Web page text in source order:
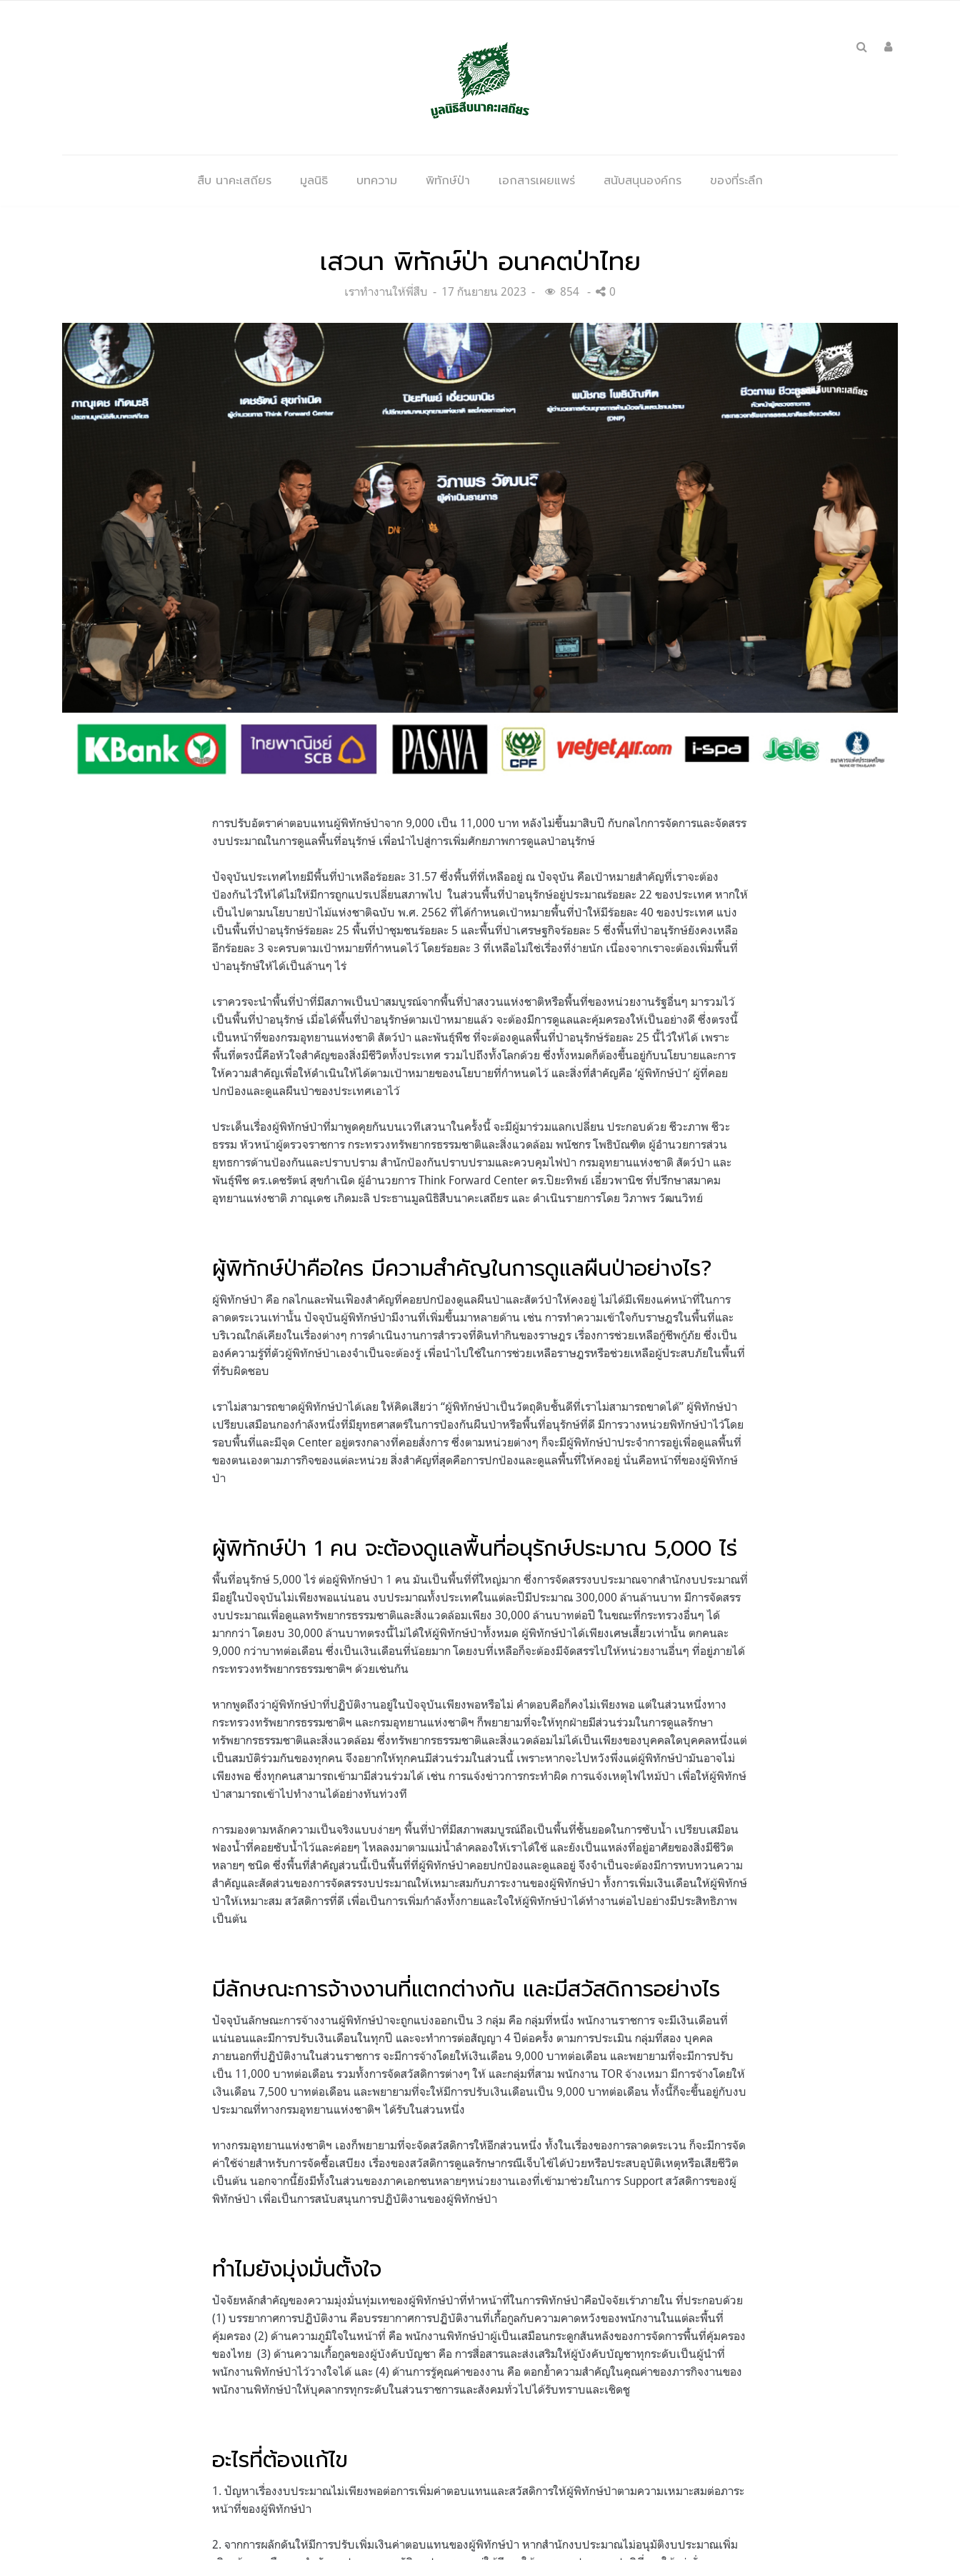
สืบ นาคะเสถียร มูลนิธิ บทความ พิทักษ์ป่า เอกสารเผยแพร่ สนับสนุนองค์กร ของที่ระลึก
เสวนา พิทักษ์ป่า อนาคตป่าไทย
Categories:
เราทำงานให้พี่สืบ
Posted
17 กันยายน 2023 854 0
การปรับอัตราค่าตอบแทนผู้พิทักษ์ป่าจาก 9,000 เป็น 11,000 บาท หลังไม่ขึ้นมาสิบปี กับกลไกการจัดการและจัดสรร
งบประมาณในการดูแลพื้นที่อนุรักษ์ เพื่อนำไปสู่การเพิ่มศักยภาพการดูแลป่าอนุรักษ์
ปัจจุบันประเทศไทยมีพื้นที่ป่าเหลือร้อยละ 31.57 ซึ่งพื้นที่ที่เหลืออยู่ ณ ปัจจุบัน คือเป้าหมายสำคัญที่เราจะต้อง
ป้องกันไว้ให้ได้ไม่ให้มีการถูกแปรเปลี่ยนสภาพไป ในส่วนพื้นที่ป่าอนุรักษ์อยู่ประมาณร้อยละ 22 ของประเทศ หากให้
เป็นไปตามนโยบายป่าไม้แห่งชาติฉบับ พ.ศ. 2562 ที่ได้กำหนดเป้าหมายพื้นที่ป่าให้มีร้อยละ 40 ของประเทศ แบ่ง
เป็นพื้นที่ป่าอนุรักษ์ร้อยละ 25 พื้นที่ป่าชุมชนร้อยละ 5 และพื้นที่ป่าเศรษฐกิจร้อยละ 5 ซึ่งพื้นที่ป่าอนุรักษ์ยังคงเหลือ
อีกร้อยละ 3 จะครบตามเป้าหมายที่กำหนดไว้ โดยร้อยละ 3 ที่เหลือไม่ใช่เรื่องที่ง่ายนัก เนื่องจากเราจะต้องเพิ่มพื้นที่
ป่าอนุรักษ์ให้ได้เป็นล้านๆ ไร่
เราควรจะนำพื้นที่ป่าที่มีสภาพเป็นป่าสมบูรณ์จากพื้นที่ป่าสงวนแห่งชาติหรือพื้นที่ของหน่วยงานรัฐอื่นๆ มารวมไว้
เป็นพื้นที่ป่าอนุรักษ์ เมื่อได้พื้นที่ป่าอนุรักษ์ตามเป้าหมายแล้ว จะต้องมีการดูแลและคุ้มครองให้เป็นอย่างดี ซึ่งตรงนี้
เป็นหน้าที่ของกรมอุทยานแห่งชาติ สัตว์ป่า และพันธุ์พืช ที่จะต้องดูแลพื้นที่ป่าอนุรักษ์ร้อยละ 25 นี้ไว้ให้ได้ เพราะ
พื้นที่ตรงนี้คือหัวใจสำคัญของสิ่งมีชีวิตทั้งประเทศ รวมไปถึงทั้งโลกด้วย ซึ่งทั้งหมดก็ต้องขึ้นอยู่กับนโยบายและการ
ให้ความสำคัญเพื่อให้ดำเนินให้ได้ตามเป้าหมายของนโยบายที่กำหนดไว้ และสิ่งที่สำคัญคือ ‘ผู้พิทักษ์ป่า’ ผู้ที่คอย
ปกป้องและดูแลผืนป่าของประเทศเอาไว้
ประเด็นเรื่องผู้พิทักษ์ป่าที่มาพูดคุยกันบนเวทีเสวนาในครั้งนี้ จะมีผู้มาร่วมแลกเปลี่ยน ประกอบด้วย ชีวะภาพ ชีวะ
ธรรม หัวหน้าผู้ตรวจราชการ กระทรวงทรัพยากรธรรมชาติและสิ่งแวดล้อม พนัชกร โพธิบัณฑิต ผู้อำนวยการส่วน
ยุทธการด้านป้องกันและปราบปราม สำนักป้องกันปราบปรามและควบคุมไฟป่า กรมอุทยานแห่งชาติ สัตว์ป่า และ
พันธุ์พืช ดร.เดชรัตน์ สุขกำเนิด ผู้อํานวยการ Think Forward Center ดร.ปิยะทิพย์ เอี๋ยวพานิช ที่ปรึกษาสมาคม
อุทยานแห่งชาติ ภาณุเดช เกิดมะลิ ประธานมูลนิธิสืบนาคะเสถียร และ ดำเนินรายการโดย วิภาพร วัฒนวิทย์
ผู้พิทักษ์ป่าคือใคร มีความสำคัญในการดูแลผืนป่าอย่างไร?
ผู้พิทักษ์ป่า คือ กลไกและฟันเฟืองสำคัญที่คอยปกป้องดูแลผืนป่าและสัตว์ป่าให้คงอยู่ ไม่ได้มีเพียงแค่หน้าที่ในการ
ลาดตระเวนเท่านั้น ปัจจุบันผู้พิทักษ์ป่ามีงานที่เพิ่มขึ้นมาหลายด้าน เช่น การทำความเข้าใจกับราษฎรในพื้นที่และ
บริเวณใกล้เคียงในเรื่องต่างๆ การดำเนินงานการสำรวจที่ดินทำกินของราษฎร เรื่องการช่วยเหลือกู้ชีพกู้ภัย ซึ่งเป็น
องค์ความรู้ที่ตัวผู้พิทักษ์ป่าเองจำเป็นจะต้องรู้ เพื่อนำไปใช้ในการช่วยเหลือราษฎรหรือช่วยเหลือผู้ประสบภัยในพื้นที่
ที่รับผิดชอบ
เราไม่สามารถขาดผู้พิทักษ์ป่าได้เลย ให้คิดเสียว่า “ผู้พิทักษ์ป่าเป็นวัตถุดิบชั้นดีที่เราไม่สามารถขาดได้” ผู้พิทักษ์ป่า
เปรียบเสมือนกองกำลังหนึ่งที่มียุทธศาสตร์ในการป้องกันผืนป่าหรือพื้นที่อนุรักษ์ที่ดี มีการวางหน่วยพิทักษ์ป่าไว้โดย
รอบพื้นที่และมีจุด Center อยู่ตรงกลางที่คอยสั่งการ ซึ่งตามหน่วยต่างๆ ก็จะมีผู้พิทักษ์ป่าประจำการอยู่เพื่อดูแลพื้นที่
ของตนเองตามภารกิจของแต่ละหน่วย สิ่งสำคัญที่สุดคือการปกป้องและดูแลพื้นที่ให้คงอยู่ นั่นคือหน้าที่ของผู้พิทักษ์
ป่า
ผู้พิทักษ์ป่า 1 คน จะต้องดูแลพื้นที่อนุรักษ์ประมาณ 5,000 ไร่
พื้นที่อนุรักษ์ 5,000 ไร่ ต่อผู้พิทักษ์ป่า 1 คน มันเป็นพื้นที่ที่ใหญ่มาก ซึ่งการจัดสรรงบประมาณจากสำนักงบประมาณที่
มีอยู่ในปัจจุบันไม่เพียงพอแน่นอน งบประมาณทั้งประเทศในแต่ละปีมีประมาณ 300,000 ล้านล้านบาท มีการจัดสรร
งบประมาณเพื่อดูแลทรัพยากรธรรมชาติและสิ่งแวดล้อมเพียง 30,000 ล้านบาทต่อปี ในขณะที่กระทรวงอื่นๆ ได้
มากกว่า โดยงบ 30,000 ล้านบาทตรงนี้ไม่ได้ให้ผู้พิทักษ์ป่าทั้งหมด ผู้พิทักษ์ป่าได้เพียงเศษเสี้ยวเท่านั้น ตกคนละ
9,000 กว่าบาทต่อเดือน ซึ่งเป็นเงินเดือนที่น้อยมาก โดยงบที่เหลือก็จะต้องมีจัดสรรไปให้หน่วยงานอื่นๆ ที่อยู่ภายได้
กระทรวงทรัพยากรธรรมชาติฯ ด้วยเช่นกัน
หากพูดถึงว่าผู้พิทักษ์ป่าที่ปฏิบัติงานอยู่ในปัจจุบันเพียงพอหรือไม่ คำตอบคือก็คงไม่เพียงพอ แต่ในส่วนหนึ่งทาง
กระทรวงทรัพยากรธรรมชาติฯ และกรมอุทยานแห่งชาติฯ ก็พยายามที่จะให้ทุกฝ่ายมีส่วนร่วมในการดูแลรักษา
ทรัพยากรธรรมชาติและสิ่งแวดล้อม ซึ่งทรัพยากรธรรมชาติและสิ่งแวดล้อมไม่ได้เป็นเพียงของบุคคลใดบุคคลหนึ่งแต่
เป็นสมบัติร่วมกันของทุกคน จึงอยากให้ทุกคนมีส่วนร่วมในส่วนนี้ เพราะหากจะไปหวังพึ่งแต่ผู้พิทักษ์ป่ามันอาจไม่
เพียงพอ ซึ่งทุกคนสามารถเข้ามามีส่วนร่วมได้ เช่น การแจ้งข่าวการกระทำผิด การแจ้งเหตุไฟไหม้ป่า เพื่อให้ผู้พิทักษ์
ป่าสามารถเข้าไปทำงานได้อย่างทันท่วงที
การมองตามหลักความเป็นจริงแบบง่ายๆ พื้นที่ป่าที่มีสภาพสมบูรณ์ถือเป็นพื้นที่ชั้นยอดในการซับน้ำ เปรียบเสมือน
ฟองน้ำที่คอยซับน้ำไว้และค่อยๆ ไหลลงมาตามแม่น้ำลำคลองให้เราได้ใช้ และยังเป็นแหล่งที่อยู่อาศัยของสิ่งมีชีวิต
หลายๆ ชนิด ซึ่งพื้นที่สำคัญส่วนนี้เป็นพื้นที่ที่ผู้พิทักษ์ป่าคอยปกป้องและดูแลอยู่ จึงจำเป็นจะต้องมีการทบทวนความ
สำคัญและสัดส่วนของการจัดสรรงบประมาณให้เหมาะสมกับภาระงานของผู้พิทักษ์ป่า ทั้งการเพิ่มเงินเดือนให้ผู้พิทักษ์
ป่าให้เหมาะสม สวัสดิการที่ดี เพื่อเป็นการเพิ่มกำลังทั้งกายและใจให้ผู้พิทักษ์ป่าได้ทำงานต่อไปอย่างมีประสิทธิภาพ
เป็นต้น
มีลักษณะการจ้างงานที่แตกต่างกัน และมีสวัสดิการอย่างไร
ปัจจุบันลักษณะการจ้างงานผู้พิทักษ์ป่าจะถูกแบ่งออกเป็น 3 กลุ่ม คือ กลุ่มที่หนึ่ง พนักงานราชการ จะมีเงินเดือนที่
แน่นอนและมีการปรับเงินเดือนในทุกปี และจะทำการต่อสัญญา 4 ปีต่อครั้ง ตามการประเมิน กลุ่มที่สอง บุคคล
ภายนอกที่ปฏิบัติงานในส่วนราชการ จะมีการจ้างโดยให้เงินเดือน 9,000 บาทต่อเดือน และพยายามที่จะมีการปรับ
เป็น 11,000 บาทต่อเดือน รวมทั้งการจัดสวัสดิการต่างๆ ให้ และกลุ่มที่สาม พนักงาน TOR จ้างเหมา มีการจ้างโดยให้
เงินเดือน 7,500 บาทต่อเดือน และพยายามที่จะให้มีการปรับเงินเดือนเป็น 9,000 บาทต่อเดือน ทั้งนี้ก็จะขึ้นอยู่กับงบ
ประมาณที่ทางกรมอุทยานแห่งชาติฯ ได้รับในส่วนหนึ่ง
ทางกรมอุทยานแห่งชาติฯ เองก็พยายามที่จะจัดสวัสดิการให้อีกส่วนหนึ่ง ทั้งในเรื่องของการลาดตระเวน ก็จะมีการจัด
ค่าใช้จ่ายสำหรับการจัดซื้อเสบียง เรื่องของสวัสดิการดูแลรักษากรณีเจ็บไข้ได้ป่วยหรือประสบอุบัติเหตุหรือเสียชีวิต
เป็นต้น นอกจากนี้ยังมีทั้งในส่วนของภาคเอกชนหลายๆหน่วยงานเองที่เข้ามาช่วยในการ Support สวัสดิการของผู้
พิทักษ์ป่า เพื่อเป็นการสนับสนุนการปฏิบัติงานของผู้พิทักษ์ป่า
ทำไมยังมุ่งมั่นตั้งใจ
ปัจจัยหลักสำคัญของความมุ่งมั่นทุ่มเทของผู้พิทักษ์ป่าที่ทำหน้าที่ในการพิทักษ์ป่าคือปัจจัยเร้าภายใน ที่ประกอบด้วย
(1) บรรยากาศการปฏิบัติงาน คือบรรยากาศการปฏิบัติงานที่เกื้อกูลกับความคาดหวังของพนักงานในแต่ละพื้นที่
คุ้มครอง (2) ด้านความภูมิใจในหน้าที่ คือ พนักงานพิทักษ์ป่าผู้เป็นเสมือนกระดูกสันหลังของการจัดการพื้นที่คุ้มครอง
ของไทย (3) ด้านความเกื้อกูลของผู้บังคับบัญชา คือ การสื่อสารและส่งเสริมให้ผู้บังคับบัญชาทุกระดับเป็นผู้นำที่
พนักงานพิทักษ์ป่าไว้วางใจได้ และ (4) ด้านการรู้คุณค่าของงาน คือ ตอกย้ำความสำคัญในคุณค่าของภารกิจงานของ
พนักงานพิทักษ์ป่าให้บุคลากรทุกระดับในส่วนราชการและสังคมทั่วไปได้รับทราบและเชิดชู
อะไรที่ต้องแก้ไข
1. ปัญหาเรื่องงบประมาณไม่เพียงพอต่อการเพิ่มค่าตอบแทนและสวัสดิการให้ผู้พิทักษ์ป่าตามความเหมาะสมต่อภาระ
หน้าที่ของผู้พิทักษ์ป่า
2. จากการผลักดันให้มีการปรับเพิ่มเงินค่าตอบแทนของผู้พิทักษ์ป่า หากสำนักงบประมาณไม่อนุมัติงบประมาณเพิ่ม